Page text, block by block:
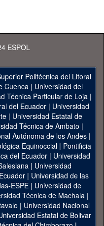
ESPOL
Politécnica del Litoral
Cuenca| Universidad del
Técnica Particular de Loja|
del Ecuador| Universidad
| Universidad Estatal de
Técnica de Ambato |
Autónoma de los Andes|
Equinoccial| Pontificia
del Ecuador | Universidad
| Universidad
| Universidad de las
ESPE | Universidad de
Técnica de Machala|
| Universidad Nacional
Estatal de Bolivar